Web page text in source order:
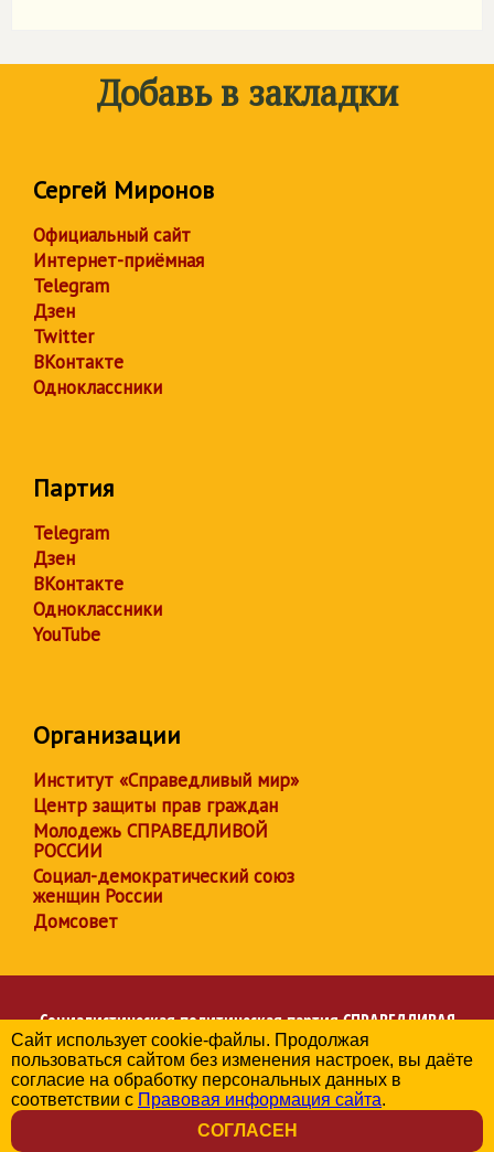
Добавь в закладки
Сергей Миронов
Официальный сайт
Интернет-приёмная
Telegram
Дзен
Twitter
ВКонтакте
Одноклассники
Партия
Telegram
Дзен
ВКонтакте
Одноклассники
YouTube
Организации
Институт «Справедливый мир»
Центр защиты прав граждан
Молодежь СПРАВЕДЛИВОЙ
РОССИИ
Социал-демократический союз
женщин России
Домсовет
Социалистическая политическая партияСПРАВЕДЛИВАЯ
РОССИЯ
Региональное отделение партии в Брянской области
© 2006-2026
Политика в отношении обработки персональных данных
Сайт использует cookie-файлы. Продолжая
пользоваться сайтом без изменения настроек, вы даёте
согласие на обработку персональных данных в
соответствии с Правовая информация сайта.
СОГЛАСЕН